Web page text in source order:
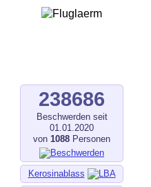
238686
Beschwerden seit
01.01.2020
von 1088 Personen
Kerosinablass